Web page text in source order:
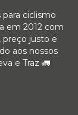
ciclismo
em 2012 com
preço justo e
aos nossos
e Traz 🚛